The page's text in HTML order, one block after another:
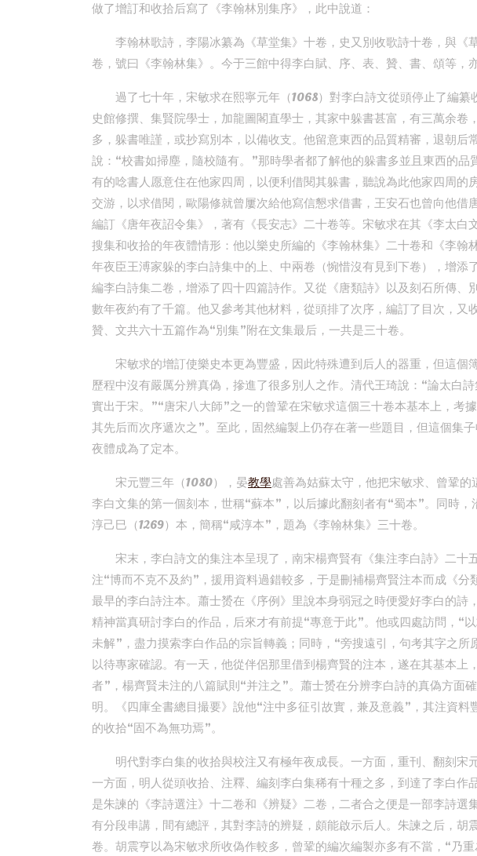
做了增訂和收拾后寫了《李翰林別集序》，此中說道：
李翰林歌詩，李陽冰纂為《草堂集》十卷，史又別收歌詩十卷，與《
卷，號曰《李翰林集》。今于三館中得李白賦、序、表、贊、書、頌等，
過了七十年，宋敏求在熙寧元年（1068）對李白詩文從頭停止了編
史館修撰、集賢院學士，加龍圖閣直學士，其家中躲書甚富，有三萬余卷
多，躲書唯謹，或抄寫別本，以備收支。他留意東西的品質精審，退朝后
說：“校書如掃塵，隨校隨有。”那時學者都了解他的躲書多並且東西的品
有的唸書人愿意住在他家四周，以便利借閱其躲書，聽說為此他家四周的
交游，以求借閱，歐陽修就曾屢次給他寫信懇求借書，王安石也曾向他借
編訂《唐年夜詔令集》，著有《長安志》二十卷等。宋敏求在其《李太白
搜集和收拾的年夜體情形：他以樂史所編的《李翰林集》二十卷和《李翰
年夜臣王溥家躲的李白詩集中的上、中兩卷（惋惜沒有見到下卷），增添
編李白詩集二卷，增添了四十四篇詩作。又從《唐類詩》以及刻石所傳、
數年夜約有了千篇。他又參考其他材料，從頭排了次序，編訂了目次，又
贊、文共六十五篇作為“別集”附在文集最后，一共是三十卷。
宋敏求的增訂使樂史本更為豐盛，因此特殊遭到后人的器重，但這個
歷程中沒有嚴厲分辨真偽，摻進了很多別人之作。清代王琦說：“論太白
實出于宋。”“唐宋八大師”之一的曾鞏在宋敏求這個三十卷本基本上，考
其先后而次序遞次之”。至此，固然編製上仍存在著一些題目，但這個集
夜體成為了定本。
宋元豐三年（1080），晏教學處善為姑蘇太守，他把宋敏求、曾鞏
李白文集的第一個刻本，世稱“蘇本”，以后據此翻刻者有“蜀本”。同時
淳己巳（1269）本，簡稱“咸淳本”，題為《李翰林集》三十卷。
宋末，李白詩文的集注本呈現了，南宋楊齊賢有《集注李白詩》二十
注“博而不克不及約”，援用資料過錯較多，于是刪補楊齊賢注本而成《分
最早的李白詩注本。蕭士赟在《序例》里說本身弱冠之時便愛好李白的詩
精神當真研討李白的作品，后來才有前提“專意于此”。他或四處訪問，“
未解”，盡力摸索李白作品的宗旨轉義；同時，“旁搜遠引，句考其字之所
以待專家確認。有一天，他從伴侶那里借到楊齊賢的注本，遂在其基本上
者”，楊齊賢未注的八篇賦則“并注之”。蕭士赟在分辨李白詩的真偽方面
明。《四庫全書總目撮要》說他“注中多征引故實，兼及意義”，其注資料
的收拾“固不為無功焉”。
明代對李白集的收拾與校注又有極年夜成長。一方面，重刊、翻刻宋
一方面，明人從頭收拾、注釋、編刻李白集稀有十種之多，到達了李白作
是朱諫的《李詩選注》十二卷和《辨疑》二卷，二者合之便是一部李詩選
有分段串講，間有總評，其對李詩的辨疑，頗能啟示后人。朱諫之后，胡
卷。胡震亨以為宋敏求所收偽作較多，曾鞏的編次編製亦多有不當，“乃